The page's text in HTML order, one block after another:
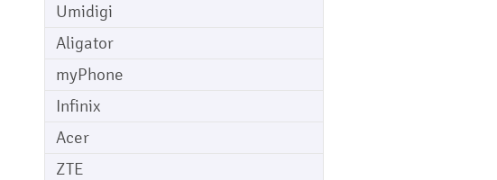
Umidigi
Aligator
myPhone
Infinix
Acer
ZTE